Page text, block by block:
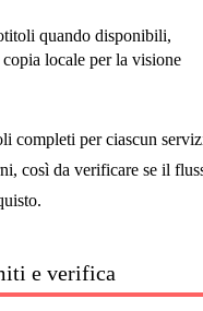
quando disponibili,
locale per la visione
completi per ciascun
così da verificare se il
e verifica